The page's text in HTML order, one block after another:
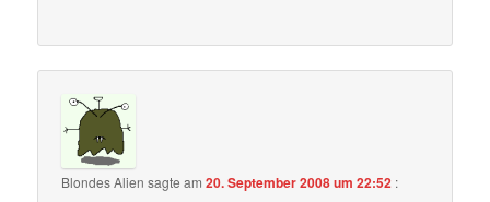
Blondes Alien sagte am20. September 2008 um 22:52 :